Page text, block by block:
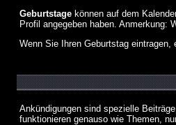
Geburtstagekönnen auf dem
Profil angegeben haben. Anmerkung:
Wenn Sie Ihren Geburtstag
Ankündigungen sind spezielle
funktionieren genauso wie Themen,